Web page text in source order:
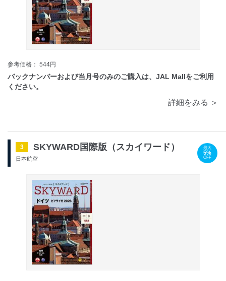
参考価格： 544円
バックナンバーおよび当月号のみのご購入は、JAL Mallをご利用
ください。
詳細をみる ＞
3 SKYWARD国際版（スカイワード）
日本航空
最大
5%
OFF